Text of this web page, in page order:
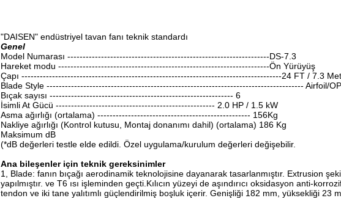
"DAISEN" endüstriyel tavan fanı teknik standardı
Genel
Model Numarası ------------------------------------------------------------------DS-7.3
Hareket modu ---------------------------------------------------------------------Ön Yürüyüş
Çapı -------------------------------------------------------------------------------------24 FT / 7.3
Blade Style ------------------------------------------------------------------------------------ Airfoil/OP
Bıçak sayısı ------------------------------------------------------------ 6
İsimli At Gücü ---------------------------------------------------- 2.0 HP / 1.5 kW
Asma ağırlığı (ortalama) -------------------------------------------------- 156Kg
Nakliye ağırlığı (Kontrol kutusu, Montaj donanımı dahil) (ortalama) 186 Kg
Maksimum dB
(*dB değerleri testle elde edildi. Özel uygulama/kurulum değerleri değişebilir.
Ana bileşenler için teknik gereksinimler
1, Blade: fanın bıçağı aerodinamik teknolojisine dayanarak tasarlanmıştır. Extrusion
yapılmıştır. ve T6 ısı işleminden geçti.Kılıcın yüzeyi de aşındırıcı oksidasyon anti-
tendon ve iki tane yalıtımlı güçlendirilmiş boşluk içerir. Genişliği 182 mm, yüksekliği 23